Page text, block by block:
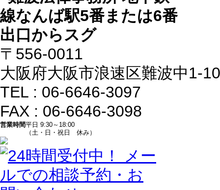
〒556-0011
大阪府大阪市浪速区難波中1-
TEL : 06-6646-3097
FAX : 06-6646-3098
営業時間平日 9:30～18:00
（土・日・祝日 休み）